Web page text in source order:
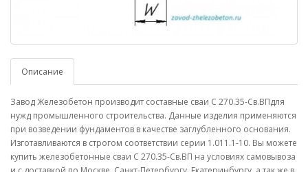
Описание
Завод Железобетон производит составные сваи С 270.35-Св.ВПдля
нужд промышленного строительства. Данные изделия применяются
при возведении фундаментов в качестве заглубленного основания.
Изготавливаются в строгом соответствии серии 1.011.1-10. Вы можете
купить железобетонные сваи С 270.35-Св.ВП на условиях самовывоза